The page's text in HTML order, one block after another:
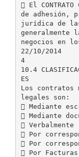
 El
de adhesión,
jurídica de
generalmente
negocios en
22/10/2014
4
10.4
ES
Los contratos
legales son:
 Mediante
 Mediante
 Verbalmente
 Por
 Por
 Por Facturas